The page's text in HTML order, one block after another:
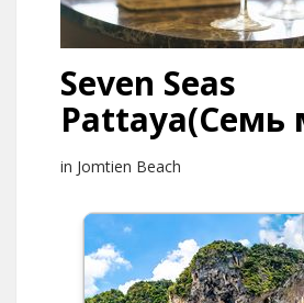
Seven Seas
Pattaya(Семь
in Jomtien Beach